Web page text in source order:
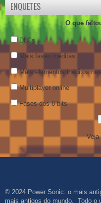
ENQUETES
O que
DLCs
Mais fases inéditas
Mais elementos inéditos
Multiplayer online
Fases dos 8 bits
Veja
© 2024 Power Sonic: o mais
mais antigos do mundo. Todo o